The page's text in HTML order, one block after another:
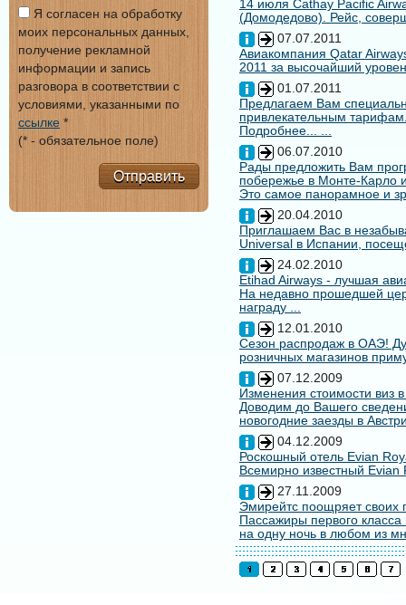
14 июля Cathay Pacific
(Домодедово). Рейс,
07.07.2011
Авиакомпания Qatar
2011 за высочайший
01.07.2011
Предлагаем Вам
привлекательным
Подробнее... ...
06.07.2010
Рады предложить Вам
побережье в Монте-Карло
Это самое панорамное и
20.04.2010
Приглашаем Вас в
Universal в Испании,
24.02.2010
Etihad Airways - лучшая
На недавно прошедшей
награду ...
12.01.2010
Сезон распродаж в ОАЭ!
розничных магазинов
07.12.2009
Изменения стоимости виз
Доводим до Вашего
новогодние заезды в
04.12.2009
Роскошный отель Evian
Всемирно известный
27.11.2009
Эмирейтс поощряет своих
Пассажиры первого
на одну ночь в любом из
Я согласен на обработку
моих персональных данных,
получение рекламной
информации и запись
разговора в соответствии с
условиями, указанными по
ссылке *
(* - обязательное поле)
Отправить